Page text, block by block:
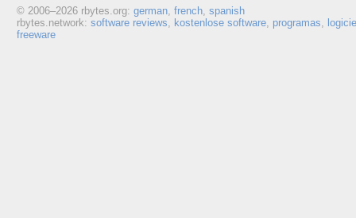
© 2006–2026 rbytes.org: german, french, spanish
rbytes.network: software reviews, kostenlose software, programas,
freeware